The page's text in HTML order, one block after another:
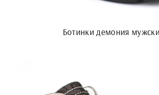
Ботинки демония